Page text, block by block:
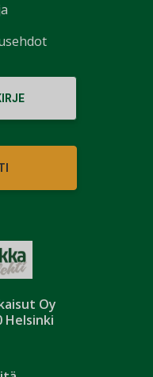
Oy
Helsinki